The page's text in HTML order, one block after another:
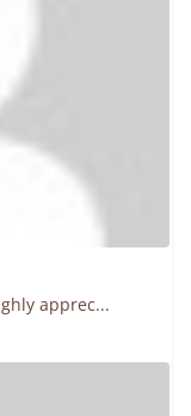
apprec...